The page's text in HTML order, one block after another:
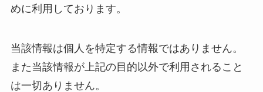
めに利用しております。
当該情報は個人を特定する情報ではありません。
また当該情報が上記の目的以外で利用されること
は一切ありません。